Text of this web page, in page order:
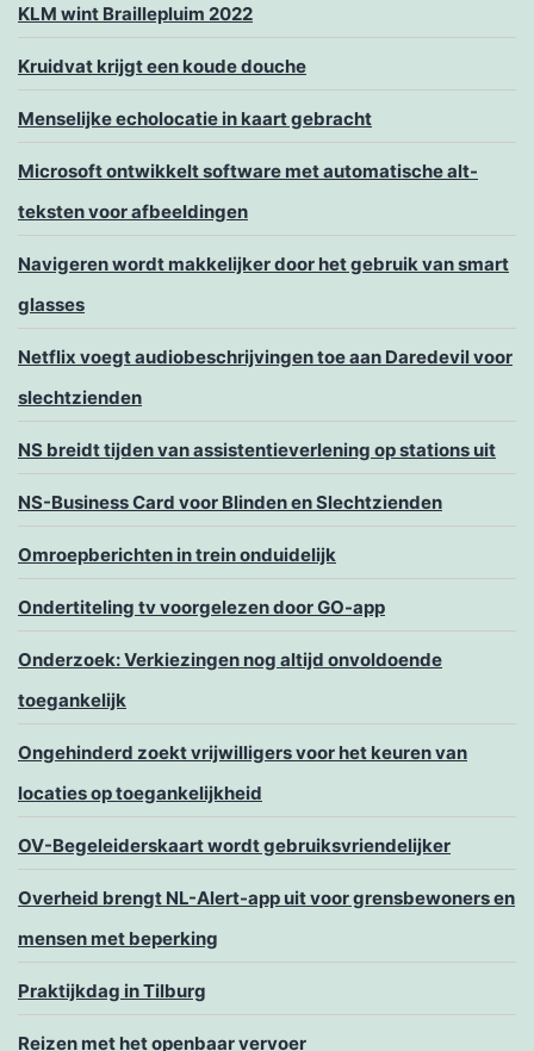
KLM wint Braillepluim 2022
Kruidvat krijgt een koude douche
Menselijke echolocatie in kaart gebracht
Microsoft ontwikkelt software met automatische alt-
teksten voor afbeeldingen
Navigeren wordt makkelijker door het gebruik van smart
glasses
Netflix voegt audiobeschrijvingen toe aan Daredevil voor
slechtzienden
NS breidt tijden van assistentieverlening op stations uit
NS-Business Card voor Blinden en Slechtzienden
Omroepberichten in trein onduidelijk
Ondertiteling tv voorgelezen door GO-app
Onderzoek: Verkiezingen nog altijd onvoldoende
toegankelijk
Ongehinderd zoekt vrijwilligers voor het keuren van
locaties op toegankelijkheid
OV-Begeleiderskaart wordt gebruiksvriendelijker
Overheid brengt NL-Alert-app uit voor grensbewoners en
mensen met beperking
Praktijkdag in Tilburg
Reizen met het openbaar vervoer